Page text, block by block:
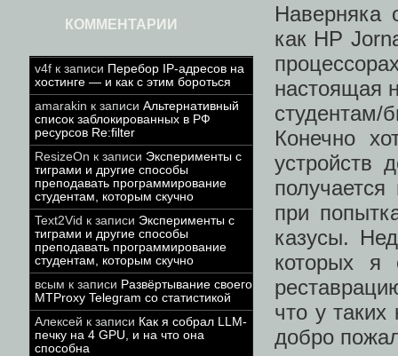
КОММЕНТАРИИ
v4f к записи Перебор IP-адресов на
хостинге — и как с этим бороться
amarakin к записи Альтернативный
список заблокированных в РФ
ресурсов Re:filter
ResizeOn к записи Эксперименты с
тиграми и другие способы
преподавать программирование
студентам, которым скучно
Text2Vid к записи Эксперименты с
тиграми и другие способы
преподавать программирование
студентам, которым скучно
всым к записи Развёртывание своего
MTProxy Telegram со статистикой
Алексей к записи Как я собрал LLM-
печку на 4 GPU, и на что она
способна
Наверняка
как HP
настоящая
Конечно
устройств
при
казусы.
которых я
что у
добро